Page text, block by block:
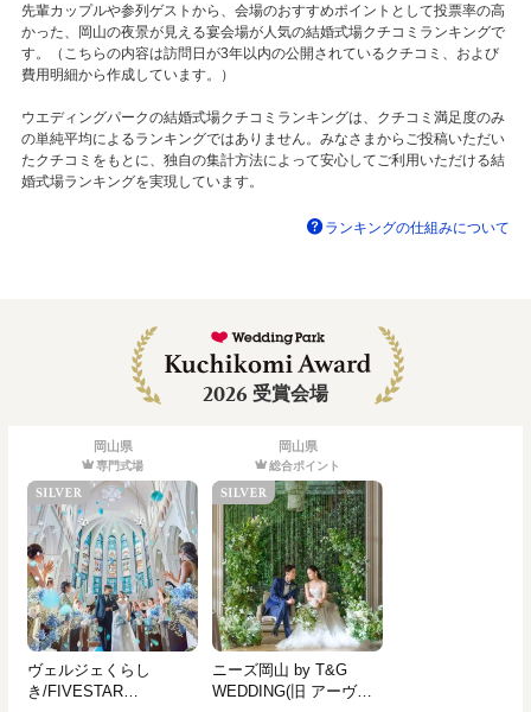
先輩カップルや参列ゲストから、会場のおすすめポイントとして投票率の高
かった、岡山の夜景が見える宴会場が人気の結婚式場クチコミランキングで
す。（こちらの内容は訪問日が3年以内の公開されているクチコミ、および
費用明細から作成しています。）
ウエディングパークの結婚式場クチコミランキングは、クチコミ満足度のみ
の単純平均によるランキングではありません。みなさまからご投稿いただい
たクチコミをもとに、独自の集計方法によって安心してご利用いただける結
婚式場ランキングを実現しています。
ランキングの仕組みについて
2026 受賞会場
岡山県
専門式場
ヴェルジェくらし
き/FIVESTAR
岡山県
総合ポイント
ニーズ岡山 by T&G
WEDDING(旧 アーヴェ